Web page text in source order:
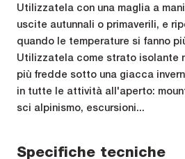
Utilizzatela con una maglia a
uscite autunnali o primaverili, e
quando le temperature si fanno
Utilizzatela come strato isolante
più fredde sotto una giacca
in tutte le attività all'aperto:
sci alpinismo, escursioni...
Specifiche tecniche